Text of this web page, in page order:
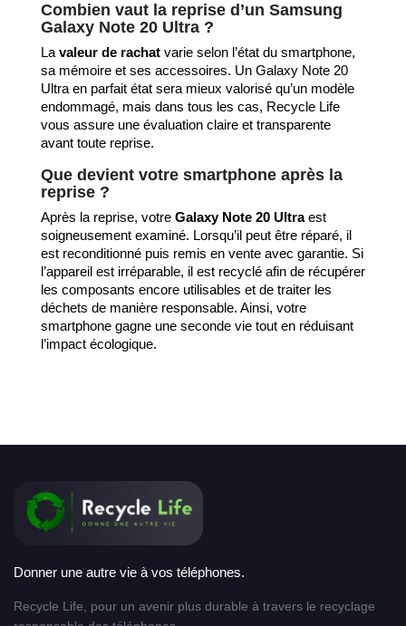
Combien vaut la reprise d’un Samsung
Galaxy Note 20 Ultra ?
La valeur de rachat varie selon l’état du smartphone,
sa mémoire et ses accessoires. Un Galaxy Note 20
Ultra en parfait état sera mieux valorisé qu’un modèle
endommagé, mais dans tous les cas, Recycle Life
vous assure une évaluation claire et transparente
avant toute reprise.
Que devient votre smartphone après la
reprise ?
Après la reprise, votre Galaxy Note 20 Ultraest
soigneusement examiné. Lorsqu’il peut être réparé, il
est reconditionné puis remis en vente avec garantie. Si
l’appareil est irréparable, il est recyclé afin de récupérer
les composants encore utilisables et de traiter les
déchets de manière responsable. Ainsi, votre
smartphone gagne une seconde vie tout en réduisant
l’impact écologique.
Donner une autre vie à vos téléphones.
Recycle Life, pour un avenir plus durable à travers le recyclage